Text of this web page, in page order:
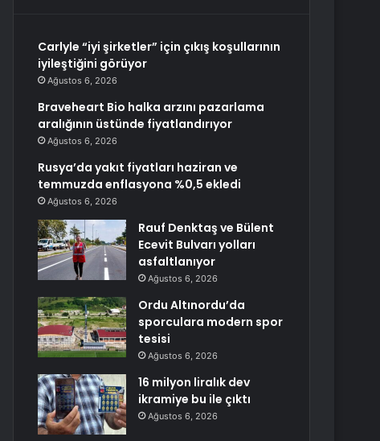
Carlyle “iyi şirketler” için çıkış koşullarının
iyileştiğini görüyor
Ağustos 6, 2026
Braveheart Bio halka arzını pazarlama
aralığının üstünde fiyatlandırıyor
Ağustos 6, 2026
Rusya’da yakıt fiyatları haziran ve
temmuzda enflasyona %0,5 ekledi
Ağustos 6, 2026
Rauf Denktaş ve Bülent
Ecevit Bulvarı yolları
asfaltlanıyor
Ağustos 6, 2026
Ordu Altınordu’da
sporculara modern spor
tesisi
Ağustos 6, 2026
16 milyon liralık dev
ikramiye bu ile çıktı
Ağustos 6, 2026